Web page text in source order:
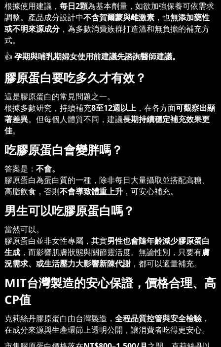
根據使用建議， 每日2顆為基本劑量，如欲加強保養可依需求
調整。產品成分設計中不含賀爾蒙與雌激素 ，也無添加藥性
或不明來源成分，為多數消費族群打造溫和無負擔的補充方
式。
👍 孕期與哺乳期婦女使用前建議先諮詢醫師建議。
膠原蛋白要吃多久才有效？
這是膠原蛋白的常見問題之一。
根據多數研究，持續補充8至12週以上 ，在各方面可觀察出顯
著差異。但每個人體質不同，建議長期持續穩定補充效果更
佳。
吃膠原蛋白會變胖嗎？
答案是： 不會。
膠原蛋白為蛋白質的一種，除非每日大量攝取並搭配高糖、
高脂飲食，否則不會導致體重上升 ，可安心補充。
男生可以吃膠原蛋白嗎？
當然可以。
膠原蛋白並非女性專屬，其實男性也會隨年齡減少膠原蛋白
生成 ，而影響肌膚狀態與關節靈活度。無論性別，只要有膚
況需求、或生活壓力大影響新陳代謝，都可以適量補充。
MIT台灣製造的安心保證，價格合理、高
CP值
克莉絲丹膠原蛋白由台灣製造， 全程品質控管與安全檢驗，
在成分來源與生產環節上透明公開，讓消費者吃得更安心。